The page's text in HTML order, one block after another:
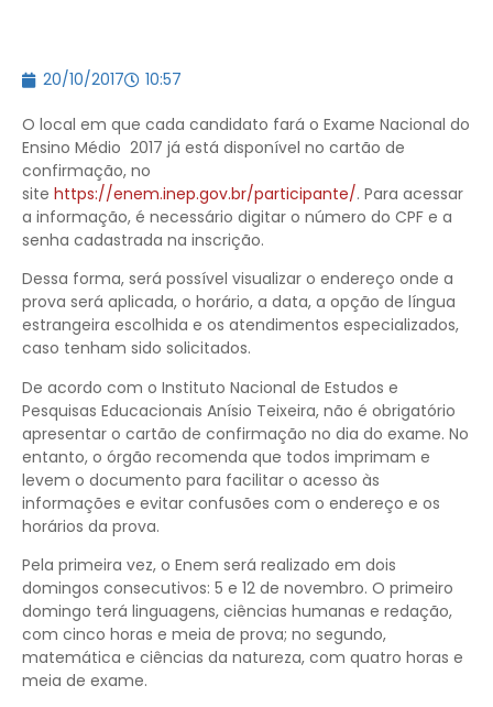
20/10/2017 10:57
O local em que cada candidato fará o Exame Nacional do
Ensino Médio 2017 já está disponível no cartão de
confirmação, no
site https://enem.inep.gov.br/participante/. Para acessar
a informação, é necessário digitar o número do CPF e a
senha cadastrada na inscrição.
Dessa forma, será possível visualizar o endereço onde a
prova será aplicada, o horário, a data, a opção de língua
estrangeira escolhida e os atendimentos especializados,
caso tenham sido solicitados.
De acordo com o Instituto Nacional de Estudos e
Pesquisas Educacionais Anísio Teixeira, não é obrigatório
apresentar o cartão de confirmação no dia do exame. No
entanto, o órgão recomenda que todos imprimam e
levem o documento para facilitar o acesso às
informações e evitar confusões com o endereço e os
horários da prova.
Pela primeira vez, o Enem será realizado em dois
domingos consecutivos: 5 e 12 de novembro. O primeiro
domingo terá linguagens, ciências humanas e redação,
com cinco horas e meia de prova; no segundo,
matemática e ciências da natureza, com quatro horas e
meia de exame.